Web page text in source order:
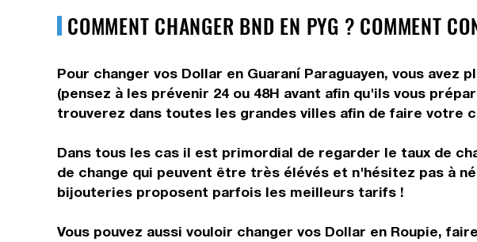
COMMENT CHANGER BND EN PYG ? COMMENT
Pour changer vos Dollar en Guaraní Paraguayen, vous
(pensez à les prévenir 24 ou 48H avant afin qu'ils vous
trouverez dans toutes les grandes villes afin de faire votre
Dans tous les cas il est primordial de regarder le taux de
de change qui peuvent être très élévés et n'hésitez pas à
bijouteries proposent parfois les meilleurs tarifs !
Vous pouvez aussi vouloir changer vos Dollar en Roupie,